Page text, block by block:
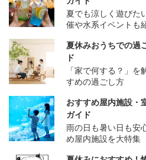
夏でも涼しく遊びた
催や水系イベントも
夏休みおうちでの過
ド
「家で何する？」を
すめの過ごし方
おすすめ屋内施設・
ガイド
雨の日も暑い日も安
め屋内施設を大特集